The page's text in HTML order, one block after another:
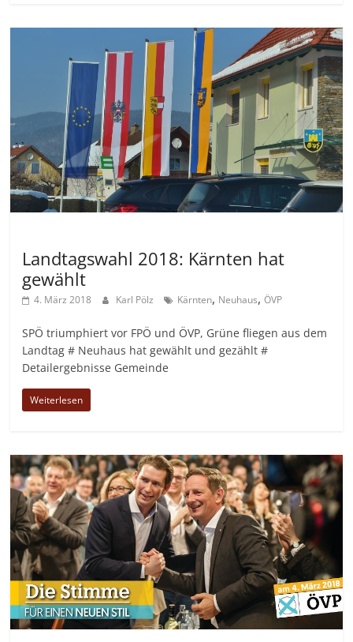
Landtagswahl 2018: Kärnten hat
gewählt
4. März 2018 Karl Pölz Kärnten, Neuhaus,ÖVP
SPÖ triumphiert vor FPÖ und ÖVP, Grüne fliegen aus dem
Landtag # Neuhaus hat gewählt und gezählt #
Detailergebnisse Gemeinde
Weiterlesen